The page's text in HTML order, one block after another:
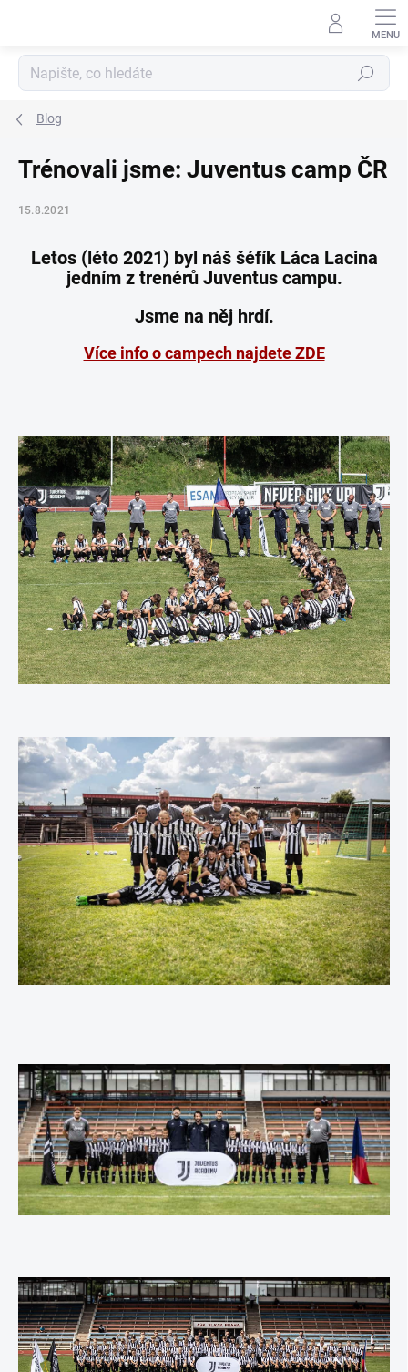
Hledat
Blog
Trénovali jsme: Juventus camp ČR
15.8.2021
Letos (léto 2021) byl náš šéfík Láca Lacina
jedním z trenérů Juventus campu.
Jsme na něj hrdí.
Více info o campech najdete ZDE